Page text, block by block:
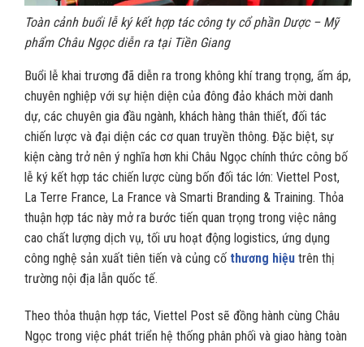
Toàn cảnh buổi lễ ký kết hợp tác công ty cổ phần Dược – Mỹ
phẩm Châu Ngọc diễn ra tại Tiền Giang
Buổi lễ khai trương đã diễn ra trong không khí trang trọng, ấm áp,
chuyên nghiệp với sự hiện diện của đông đảo khách mời danh
dự, các chuyên gia đầu ngành, khách hàng thân thiết, đối tác
chiến lược và đại diện các cơ quan truyền thông. Đặc biệt, sự
kiện càng trở nên ý nghĩa hơn khi Châu Ngọc chính thức công bố
lễ ký kết hợp tác chiến lược cùng bốn đối tác lớn: Viettel Post,
La Terre France, La France và Smarti Branding & Training. Thỏa
thuận hợp tác này mở ra bước tiến quan trọng trong việc nâng
cao chất lượng dịch vụ, tối ưu hoạt động logistics, ứng dụng
công nghệ sản xuất tiên tiến và củng cố thương hiệu trên thị
trường nội địa lẫn quốc tế.
Theo thỏa thuận hợp tác, Viettel Post sẽ đồng hành cùng Châu
Ngọc trong việc phát triển hệ thống phân phối và giao hàng toàn